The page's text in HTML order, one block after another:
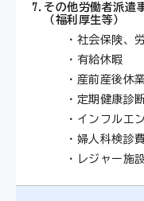
7.その他労働者派遣
（福利厚生等）
・社会保険、
・有給休暇
・産前産後休
・定期健康診
・インフルエ
・婦人科検診
・レジャー施